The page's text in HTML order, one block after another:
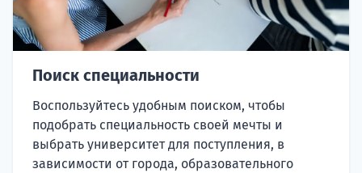
Поиск специальности
Воспользуйтесь удобным поиском, чтобы
подобрать специальность своей мечты и
выбрать университет для поступления, в
зависимости от города, образовательного